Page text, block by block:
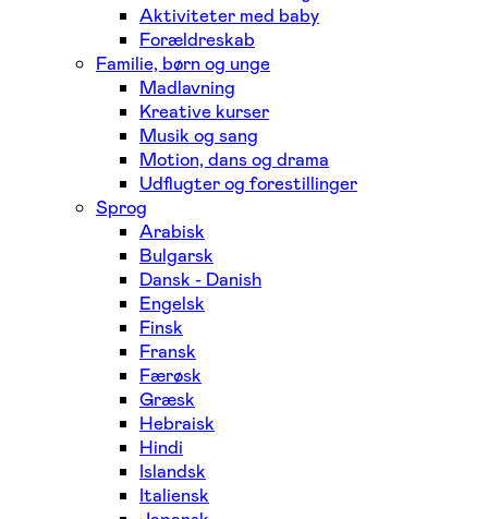
Aktiviteter med baby
Forældreskab
Familie, børn og unge
Madlavning
Kreative kurser
Musik og sang
Motion, dans og drama
Udflugter og forestillinger
Sprog
Arabisk
Bulgarsk
Dansk - Danish
Engelsk
Finsk
Fransk
Færøsk
Græsk
Hebraisk
Hindi
Islandsk
Italiensk